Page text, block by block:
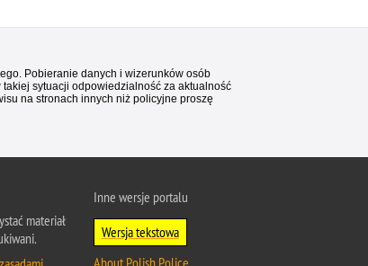
Pobieranie danych i wizerunków osób
sytuacji odpowiedzialność za aktualność
na stronach innych niż policyjne proszę
materiał
Inne wersje portalu
Wersja tekstowa
About Polish Police